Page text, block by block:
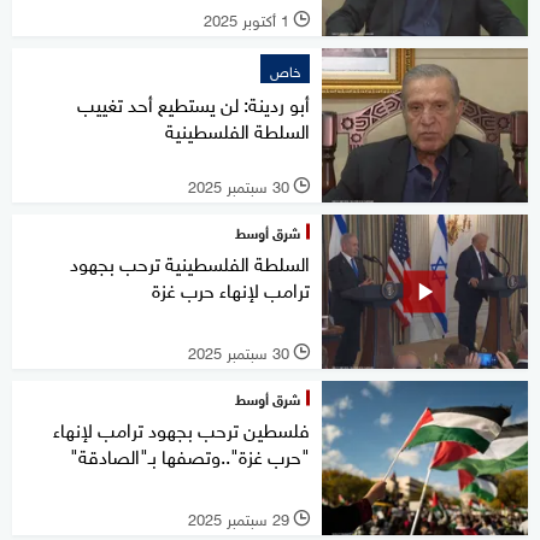
l 1 أكتوبر 2025
خاص
أبو ردينة: لن يستطيع أحد تغييب
السلطة الفلسطينية
l 30 سبتمبر 2025
شرق أوسط
السلطة الفلسطينية ترحب بجهود
ترامب لإنهاء حرب غزة
l 30 سبتمبر 2025
شرق أوسط
فلسطين ترحب بجهود ترامب لإنهاء
"حرب غزة"..وتصفها بـ"الصادقة"
l 29 سبتمبر 2025